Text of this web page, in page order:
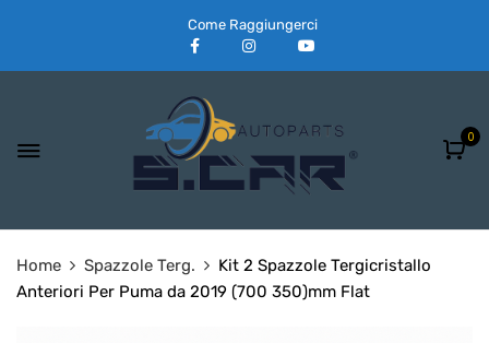
Come Raggiungerci
0
Home Spazzole Terg.
Kit 2 Spazzole Tergicristallo
Anteriori Per Puma da 2019 (700 350)mm Flat